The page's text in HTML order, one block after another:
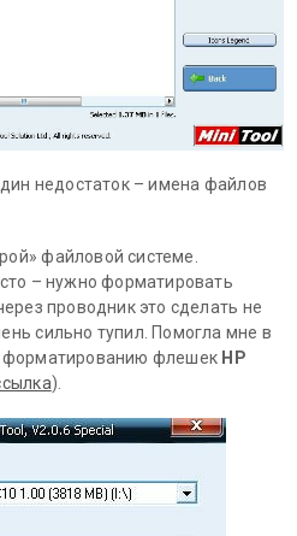
недостаток – имена файлов
файловой системе.
– нужно форматировать
проводник это сделать не
сильно тупил. Помогла мне в
форматированию флешек HP
).